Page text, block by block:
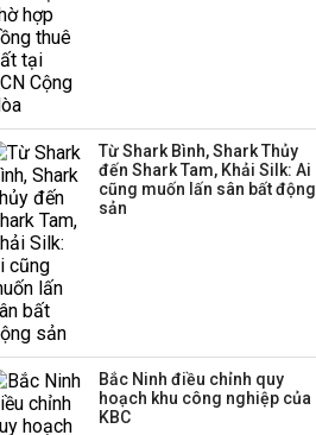
Huấn Hoa Hồng bỗng
dưng ‘biến mất’, một
công ty khác đã giải thể
Từ Shark Bình, Shark Thủy
đến Shark Tam, Khải Silk: Ai
cũng muốn lấn sân bất động
sản
Bắc Ninh điều chỉnh quy
hoạch khu công nghiệp của
KBC